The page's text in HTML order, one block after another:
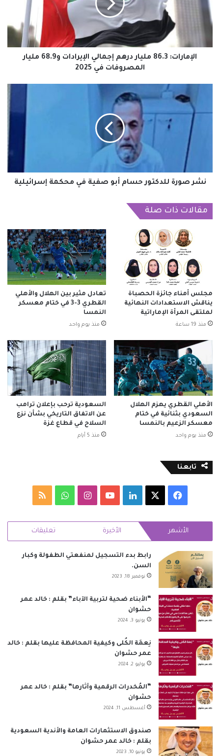
إجمالي
الإيرادات
المصروفات
الإمارات: 86.3 مليار درهم إجمالي الإيرادات و68.9 مليار
المصروفات في 2025
للدكتور
نشر صورة للدكتور حسام أبو صفية في محكمة إسرائيلية
مقالات ذات صلة
مجلس أمناء جائزة الحصباة
يناقش الاستعدادات النهائية
لملتقى المرأة الإماراتية
منذ 19 ساعة
تعادل مثير بين الهلال والأهلي
القطري 3-3 في ختام معسكر
النمسا
منذ يوم واحد
الأهلي القطري يهزم الهلال
السعودي بثنائية في ختام
معسكر الزعيم بالنمسا
منذ يوم واحد
السعودية ترحب بإعلان ترامب
عن الاتفاق التاريخي بشأن نزع
السلاح في قطاع غزة
منذ 5 أيام
تابعنا
فيسبوك لينكدإن‫YouTubeانستقرامواتسابملخص
RSS الأشهر الأخيرة تعليقات
رابط بدء التسجيل لمنفعتي الطفولة وكبار
السن.
نوفمبر 18, 2023
“الأبناء ضحية لتربية الآباء” بقلم : خالد عمر
حشوان
يونيو 3, 2024
نِعمَة الكُلى وكيفية المحافظة عليها بقلم : خالد
عمر حشوان
يوليو 2, 2024
“المُخدرات الرقمية وآثارها” بقلم : خالد عمر
حشوان
أغسطس 11, 2024
صندوق الاستثمارات العامة والأندية السعودية
بقلم : خالد عمر حشوان
يونيو 10, 2023